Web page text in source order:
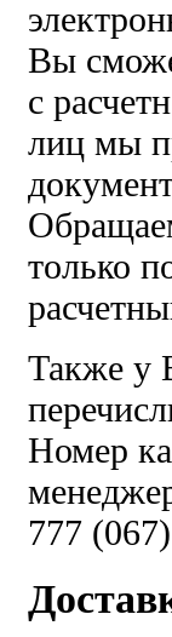
Вы
с
лиц мы
только
Также у
Номер
777